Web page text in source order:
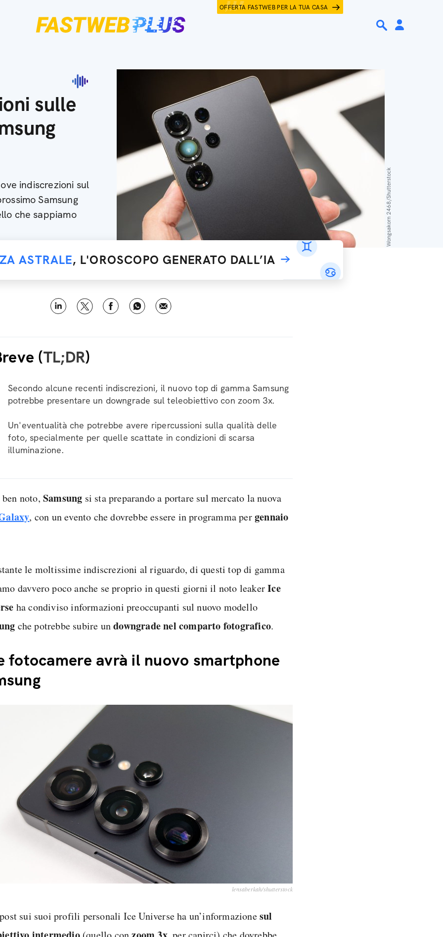
OFFERTA FASTWEB PER LA TUA CASA
sulle
indiscrezioni sul
Samsung
che sappiamo
Wongsakorn 2468/Shutterstock
ASTRALE, L'OROSCOPO GENERATO DALL’IA
(TL;DR)
Secondo alcune recenti indiscrezioni, il nuovo top di gamma Samsung
potrebbe presentare un downgrade sul teleobiettivo con zoom 3x.
Un'eventualità che potrebbe avere ripercussioni sulla qualità delle
foto, specialmente per quelle scattate in condizioni di scarsa
illuminazione.
noto, Samsung si sta preparando a portare sul mercato la nuova
, con un evento che dovrebbe essere in programma pergennaio
le moltissime indiscrezioni al riguardo, di questi top di gamma
davvero poco anche se proprio in questi giorni il noto leakerIce
ha condiviso informazioni preoccupanti sul nuovo modello
che potrebbe subire undowngrade nel comparto fotografico.
fotocamere avrà il nuovo smartphone
lensaberkah/shutterstock
sui suoi profili personali Ice Universe ha un’informazionesul